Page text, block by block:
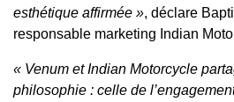
esthétique affirmée », déclare
responsable marketing Indian
« Venum et Indian Motorcycle
philosophie : celle de